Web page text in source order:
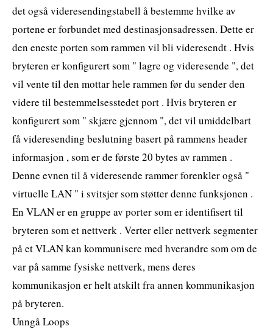
det også videresendingstabell å bestemme hvilke av
portene er forbundet med destinasjonsadressen. Dette er
den eneste porten som rammen vil bli videresendt . Hvis
bryteren er konfigurert som " lagre og videresende ", det
vil vente til den mottar hele rammen før du sender den
videre til bestemmelsesstedet port . Hvis bryteren er
konfigurert som " skjære gjennom ", det vil umiddelbart
få videresending beslutning basert på rammens header
informasjon , som er de første 20 bytes av rammen .
Denne evnen til å videresende rammer forenkler også "
virtuelle LAN " i svitsjer som støtter denne funksjonen .
En VLAN er en gruppe av porter som er identifisert til
bryteren som et nettverk . Verter eller nettverk segmenter
på et VLAN kan kommunisere med hverandre som om de
var på samme fysiske nettverk, mens deres
kommunikasjon er helt atskilt fra annen kommunikasjon
på bryteren.
Unngå Loops